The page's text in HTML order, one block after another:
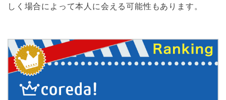
しく場合によって本人に会える可能性もあります。